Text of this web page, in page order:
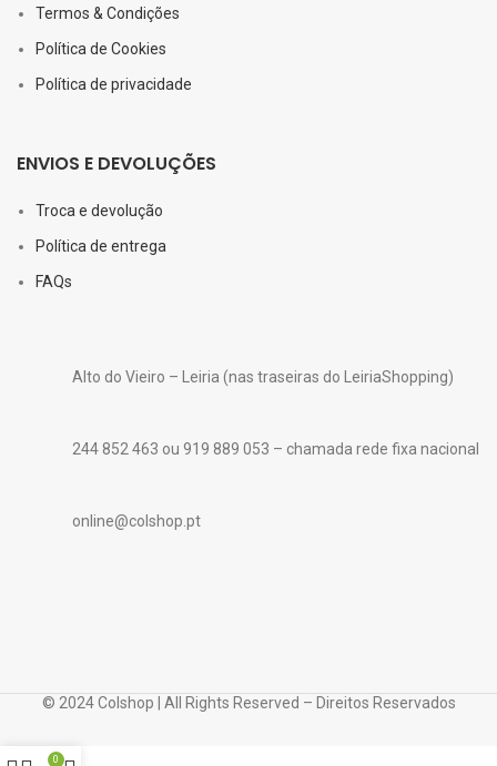
Termos & Condições
Política de Cookies
Política de privacidade
ENVIOS E DEVOLUÇÕES
Troca e devolução
Política de entrega
FAQs
Alto do Vieiro – Leiria (nas traseiras do LeiriaShopping)
244 852 463 ou 919 889 053 – chamada rede fixa nacional
online@colshop.pt
© 2024 Colshop | All Rights Reserved – Direitos Reservados
0